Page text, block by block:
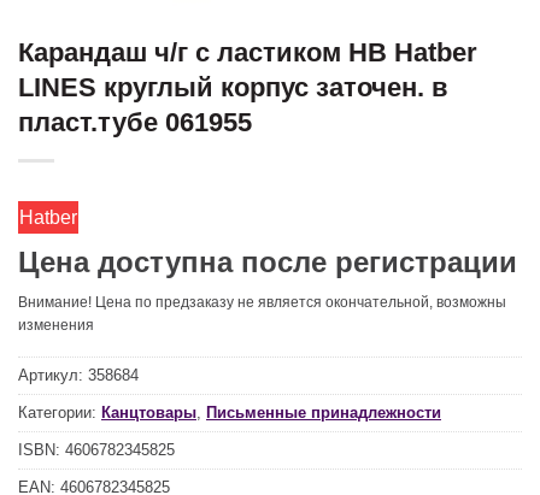
Карандаш ч/г с ластиком HB Hatber
LINES круглый корпус заточен. в
пласт.тубе 061955
Hatber
Цена доступна после регистрации
Внимание! Цена по предзаказу не является окончательной, возможны
изменения
Артикул: 358684
Категории: Канцтовары Письменные принадлежности
ISBN: 4606782345825
EAN: 4606782345825